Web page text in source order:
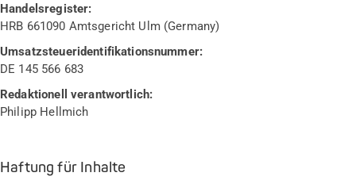
Handelsregister:
HRB 661090 Amtsgericht Ulm (Germany)
Umsatzsteueridentifikationsnummer:
DE 145 566 683
Redaktionell verantwortlich:
Philipp Hellmich
Haftung für Inhalte